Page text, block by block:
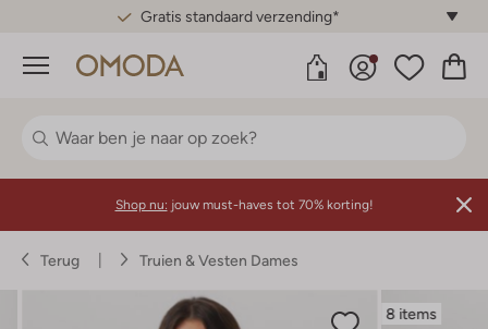
Gratis standaard verzending*
Menu
Shop nu: jouw must-haves tot 70% korting!
Terug Truien & Vesten Dames
8 items